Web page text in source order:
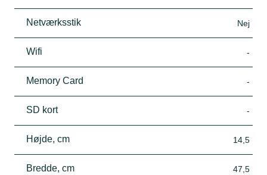
Netværksstik Nej
Wifi -
Memory Card -
SD kort -
Højde, cm 14,5
Bredde, cm 47,5